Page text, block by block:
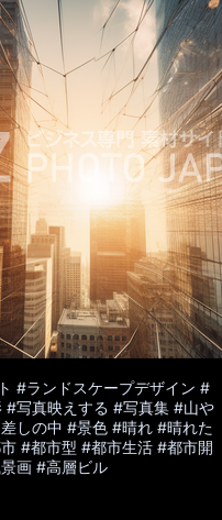
#ランドスケープデザイン #
#写真映えする #写真集 #山や
しの中 #景色 #晴れ #晴れた
#都市型 #都市生活 #都市開
画 #高層ビル